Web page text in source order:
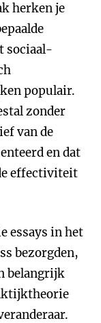
herken je
sociaal-
populair.
zonder
van de
en dat
effectiviteit
essays in het
bezorgden,
belangrijk